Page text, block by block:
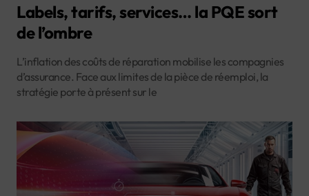
Labels, tarifs, services… la PQE sort
de l’ombre
L’inflation des coûts de réparation mobilise les compagnies
d’assurance. Face aux limites de la pièce de réemploi, la
stratégie porte à présent sur le